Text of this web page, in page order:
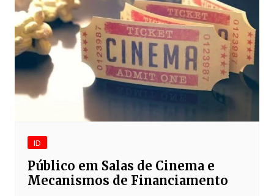
ID
Público em Salas de Cinema e
Mecanismos de Financiamento